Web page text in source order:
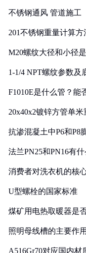
不锈钢通风 管道施工
201不锈钢重量计算方
M20螺纹大径和小径
1-1/4 NPT螺纹参数及
F1010E是什么管？能
20x40x2镀锌方管单
抗渗混凝土中P6和P8
法兰PN25和PN16有什
消费者对洗衣机的核
U型螺栓的国家标准
煤矿用电热取暖器是
照明母线槽的主要作
A516Gr70对应国内